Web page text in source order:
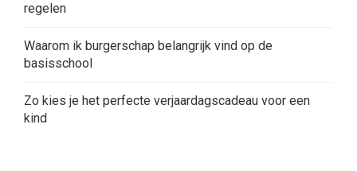
regelen
Waarom ik burgerschap belangrijk vind op de
basisschool
Zo kies je het perfecte verjaardagscadeau voor een
kind